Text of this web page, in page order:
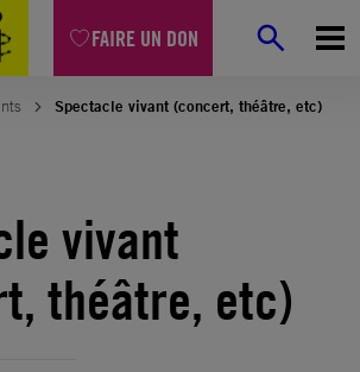
FAIRE UN DON
Spectacle vivant (concert, théâtre, etc)
vivant
théâtre, etc)